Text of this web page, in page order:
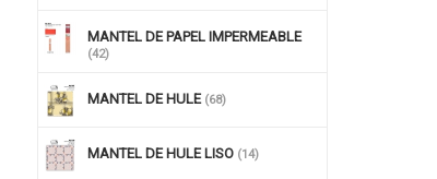
MANTEL DE PAPEL IMPERMEABLE
(42)
MANTEL DE HULE (68)
MANTEL DE HULE LISO (14)